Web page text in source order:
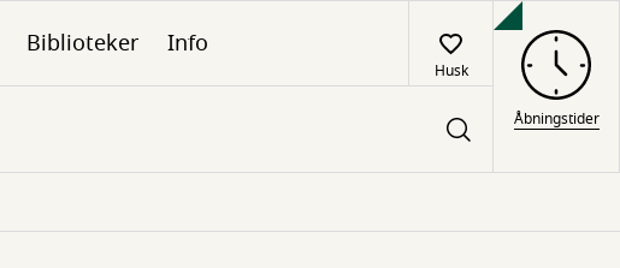
Biblioteker Info
Husk
Åbningstider